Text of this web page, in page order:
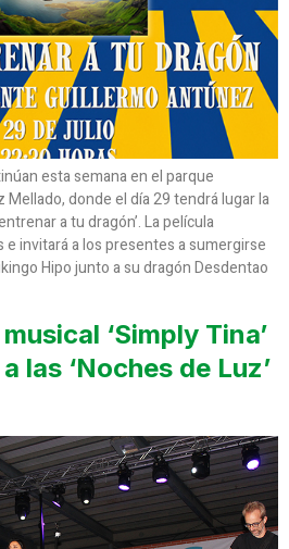
esta semana en el parque
donde el día 29 tendrá lugar la
a tu dragón’. La película
e invitará a los presentes a sumergirse
Hipo junto a su dragón Desdentao
‘Simply Tina’
las ‘Noches de Luz’